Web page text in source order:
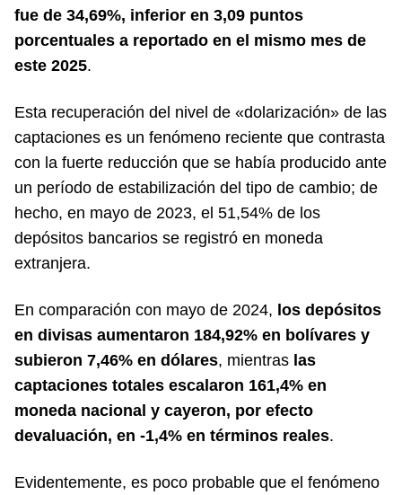
fue de 34,69%, inferior en 3,09 puntos
porcentuales a reportado en el mismo mes de
este 2025.
Esta recuperación del nivel de «dolarización» de las
captaciones es un fenómeno reciente que contrasta
con la fuerte reducción que se había producido ante
un período de estabilización del tipo de cambio; de
hecho, en mayo de 2023, el 51,54% de los
depósitos bancarios se registró en moneda
extranjera.
En comparación con mayo de 2024, los depósitos
en divisas aumentaron 184,92% en bolívares y
subieron 7,46% en dólares, mientras las
captaciones totales escalaron 161,4% en
moneda nacional y cayeron, por efecto
devaluación, en -1,4% en términos reales.
Evidentemente, es poco probable que el fenómeno